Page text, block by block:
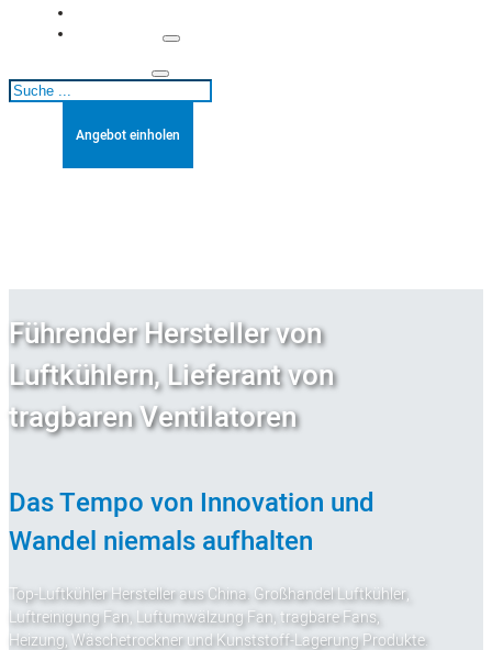
Suchen
Angebot einholen
Führender Hersteller von
Luftkühlern, Lieferant von
tragbaren Ventilatoren
Das Tempo von Innovation und
Wandel niemals aufhalten
Top-Luftkühler Hersteller aus China. Großhandel Luftkühler,
Luftreinigung Fan, Luftumwälzung Fan, tragbare Fans,
Heizung, Wäschetrockner und Kunststoff-Lagerung Produkte.